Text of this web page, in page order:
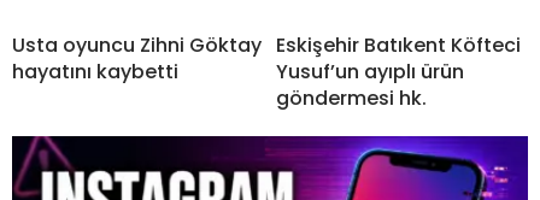
Usta oyuncu Zihni Göktay
hayatını kaybetti
Eskişehir Batıkent Köfteci
Yusuf’un ayıplı ürün
göndermesi hk.